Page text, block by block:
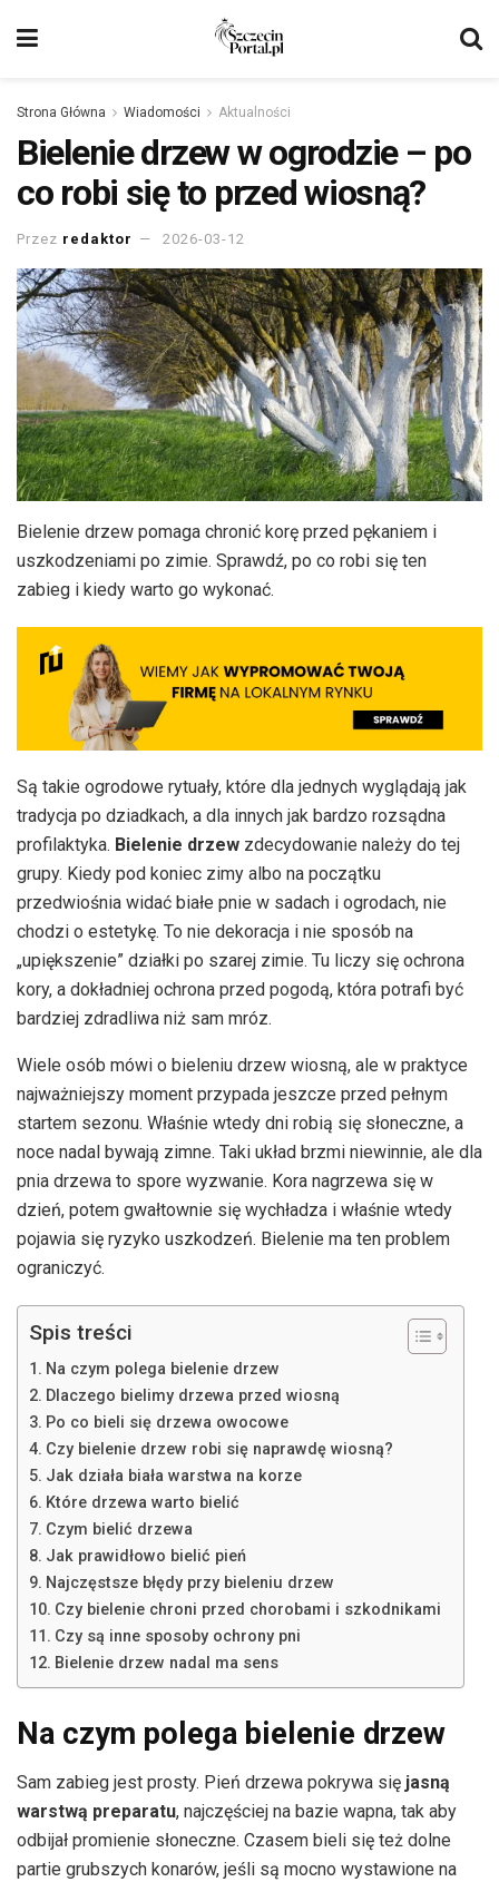
Strona Główna Wiadomości Aktualności
Bielenie drzew w ogrodzie – po
co robi się to przed wiosną?
Przez redaktor 2026-03-12
Bielenie drzew pomaga chronić korę przed pękaniem i
uszkodzeniami po zimie. Sprawdź, po co robi się ten
zabieg i kiedy warto go wykonać.
Są takie ogrodowe rytuały, które dla jednych wyglądają jak
tradycja po dziadkach, a dla innych jak bardzo rozsądna
profilaktyka. Bielenie drzew zdecydowanie należy do tej
grupy. Kiedy pod koniec zimy albo na początku
przedwiośnia widać białe pnie w sadach i ogrodach, nie
chodzi o estetykę. To nie dekoracja i nie sposób na
„upiększenie” działki po szarej zimie. Tu liczy się ochrona
kory, a dokładniej ochrona przed pogodą, która potrafi być
bardziej zdradliwa niż sam mróz.
Wiele osób mówi o bieleniu drzew wiosną, ale w praktyce
najważniejszy moment przypada jeszcze przed pełnym
startem sezonu. Właśnie wtedy dni robią się słoneczne, a
noce nadal bywają zimne. Taki układ brzmi niewinnie, ale dla
pnia drzewa to spore wyzwanie. Kora nagrzewa się w
dzień, potem gwałtownie się wychładza i właśnie wtedy
pojawia się ryzyko uszkodzeń. Bielenie ma ten problem
ograniczyć.
Spis treści
Na czym polega bielenie drzew
Dlaczego bielimy drzewa przed wiosną
Po co bieli się drzewa owocowe
Czy bielenie drzew robi się naprawdę wiosną?
Jak działa biała warstwa na korze
Które drzewa warto bielić
Czym bielić drzewa
Jak prawidłowo bielić pień
Najczęstsze błędy przy bieleniu drzew
Czy bielenie chroni przed chorobami i szkodnikami
Czy są inne sposoby ochrony pni
Bielenie drzew nadal ma sens
Na czym polega bielenie drzew
Sam zabieg jest prosty. Pień drzewa pokrywa się jasną
warstwą preparatu, najczęściej na bazie wapna, tak aby
odbijał promienie słoneczne. Czasem bieli się też dolne
partie grubszych konarów, jeśli są mocno wystawione na